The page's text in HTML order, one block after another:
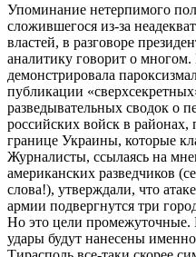
Упоминание нетерпимого
сложившегося из-за
властей, в разговоре
аналитику говорит о
демонстрировала
публикации
разведывательных сводок о
российских войск в
границе Украины, которые
Журналисты, ссылаясь на
американских разведчиков
слова!), утверждали, что
армии подвергнутся три
Но это цели
удары будут нанесены